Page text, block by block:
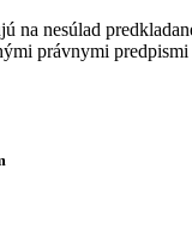
na nesúlad
právnymi predpismi